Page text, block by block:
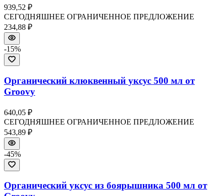
939,52 ₽
СЕГОДНЯШНЕЕ ОГРАНИЧЕННОЕ ПРЕДЛОЖЕНИЕ
234,88 ₽
-15%
Органический клюквенный уксус 500 мл от
Groovy
640,05 ₽
СЕГОДНЯШНЕЕ ОГРАНИЧЕННОЕ ПРЕДЛОЖЕНИЕ
543,89 ₽
-45%
Органический уксус из боярышника 500 мл от